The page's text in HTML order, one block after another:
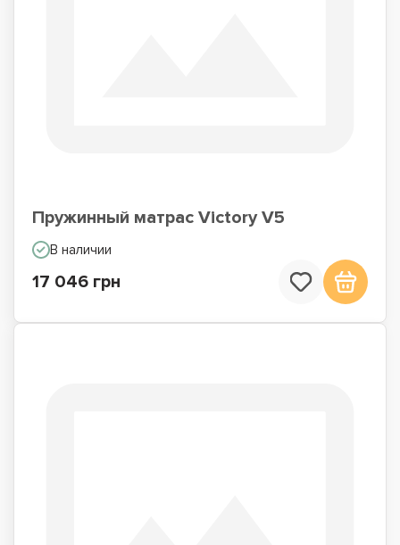
Пружинный матрас Victory V5
В наличии
17 046 грн